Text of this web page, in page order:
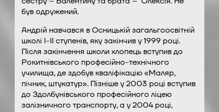
був одружений.
Андрій навчався в Осницькій загальгоосвітній
школі І-ІІ ступенів, яку закінчив у 1999 році.
Після закінчення школи хлопець вступив до
Рокитнівського професійно-технічного
училища, де здобув кваліфікацію «Маляр,
пічник, штукатур». Пізніше у 2003 році вступив
до Здолбунівського професійного ліцею
залізничного транспорту, а у 2004 році,